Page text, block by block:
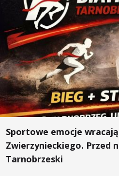
Sportowe emocje
Zwierzynieckiego. Przed
Tarnobrzeski